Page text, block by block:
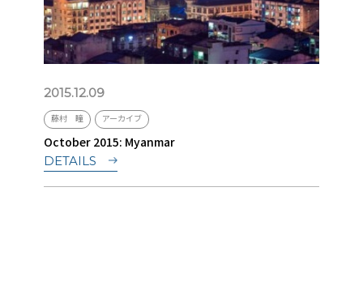
2015.12.09
藤村 瞳 アーカイブ
October 2015: Myanmar
DETAILS